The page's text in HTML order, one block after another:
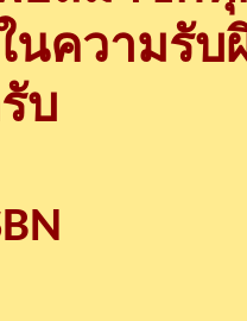
นความรั
บ